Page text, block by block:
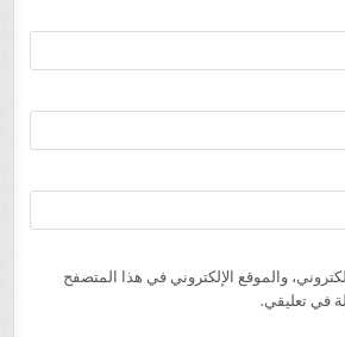
والموقع الإلكتروني في هذا المتصفح
في تعليقي.